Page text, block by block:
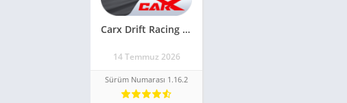
Carx Drift Racing Apk – v1.16.2 MOD APK – ARABA / PARA HİLELİ **GÜNCEL 2026**
14 Temmuz 2026
Sürüm Numarası 1.16.2